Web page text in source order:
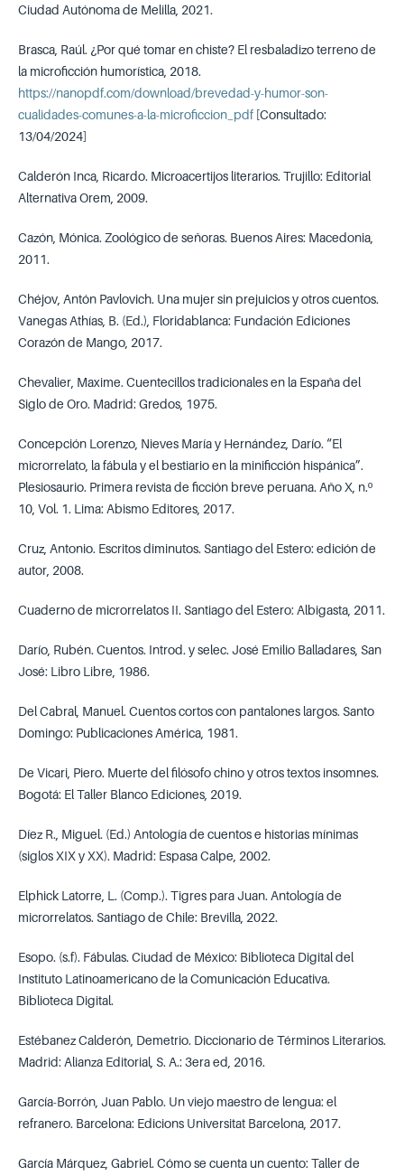
Ciudad Autónoma de Melilla, 2021.
Brasca, Raúl. ¿Por qué tomar en chiste? El resbaladizo terreno de
la microficción humorística, 2018.
https://nanopdf.com/download/brevedad-y-humor-son-
cualidades-comunes-a-la-microficcion_pdf[Consultado:
13/04/2024]
Calderón Inca, Ricardo. Microacertijos literarios. Trujillo: Editorial
Alternativa Orem, 2009.
Cazón, Mónica. Zoológico de señoras. Buenos Aires: Macedonia,
2011.
Chéjov, Antón Pavlovich. Una mujer sin prejuicios y otros cuentos.
Vanegas Athías, B. (Ed.), Floridablanca: Fundación Ediciones
Corazón de Mango, 2017.
Chevalier, Maxime. Cuentecillos tradicionales en la España del
Siglo de Oro. Madrid: Gredos, 1975.
Concepción Lorenzo, Nieves María y Hernández, Darío. “El
microrrelato, la fábula y el bestiario en la minificción hispánica”.
Plesiosaurio. Primera revista de ficción breve peruana. Año X, n.º
10, Vol. 1. Lima: Abismo Editores, 2017.
Cruz, Antonio. Escritos diminutos. Santiago del Estero: edición de
autor, 2008.
Cuaderno de microrrelatos II. Santiago del Estero: Albigasta, 2011.
Darío, Rubén. Cuentos. Introd. y selec. José Emilio Balladares, San
José: Libro Libre, 1986.
Del Cabral, Manuel. Cuentos cortos con pantalones largos. Santo
Domingo: Publicaciones América, 1981.
De Vicari, Piero. Muerte del filósofo chino y otros textos insomnes.
Bogotá: El Taller Blanco Ediciones, 2019.
Díez R., Miguel. (Ed.) Antología de cuentos e historias mínimas
(siglos XIX y XX). Madrid: Espasa Calpe, 2002.
Elphick Latorre, L. (Comp.). Tigres para Juan. Antología de
microrrelatos. Santiago de Chile: Brevilla, 2022.
Esopo. (s.f). Fábulas. Ciudad de México: Biblioteca Digital del
Instituto Latinoamericano de la Comunicación Educativa.
Biblioteca Digital.
Estébanez Calderón, Demetrio. Diccionario de Términos Literarios.
Madrid: Alianza Editorial, S. A.: 3era ed, 2016.
García-Borrón, Juan Pablo. Un viejo maestro de lengua: el
refranero. Barcelona: Edicions Universitat Barcelona, 2017.
García Márquez, Gabriel. Cómo se cuenta un cuento: Taller de